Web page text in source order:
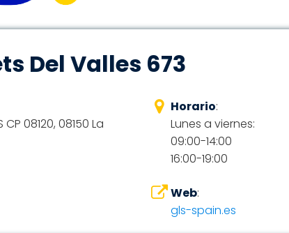
Del Valles 673
CP 08120, 08150 La
Horario:
Lunes a viernes:
09:00-14:00
16:00-19:00
Web:
gls-spain.es